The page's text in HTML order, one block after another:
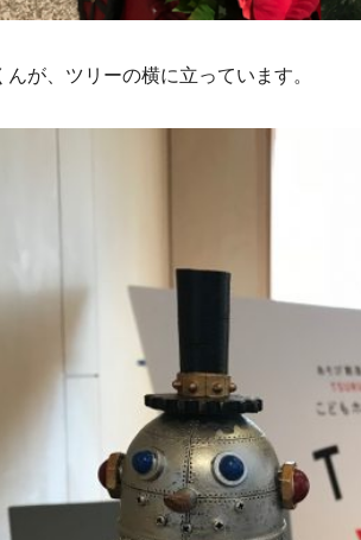
が、ツリーの横に立っています。